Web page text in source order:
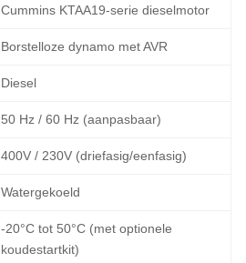
Cummins KTAA19-serie dieselmotor
Borstelloze dynamo met AVR
Diesel
50 Hz / 60 Hz (aanpasbaar)
400V / 230V (driefasig/eenfasig)
Watergekoeld
-20°C tot 50°C (met optionele
koudestartkit)